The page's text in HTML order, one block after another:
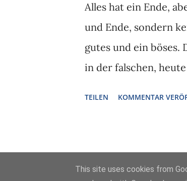
Alles hat ein Ende,
und Ende, sondern
gutes und ein böses.
in der falschen,
TEILEN KOMMENTAR
This site uses cookies from